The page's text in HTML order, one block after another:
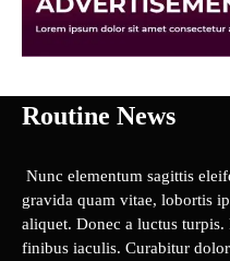
Routine News
Nunc elementum sagittis
gravida quam vitae, lobortis
aliquet. Donec a luctus
finibus iaculis. Curabitur